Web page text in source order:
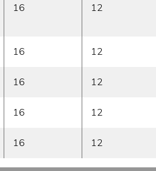
16 12
16 12
16 12
16 12
16 12